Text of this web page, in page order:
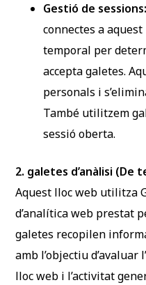
Gestió de sessions:
connectes a
temporal per
accepta galetes.
personals i
També utilitzem
sessió oberta.
2. galetes d’anàlisi (De
Aquest lloc web utilitza
d’analítica web prestat
galetes recopilen
amb l’objectiu
lloc web i l’activitat